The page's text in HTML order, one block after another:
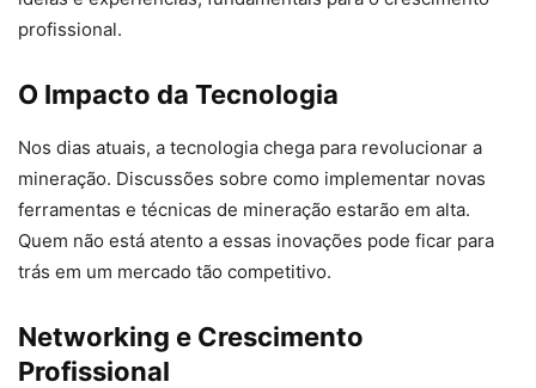
profissional.
O Impacto da Tecnologia
Nos dias atuais, a tecnologia chega para revolucionar a
mineração. Discussões sobre como implementar novas
ferramentas e técnicas de mineração estarão em alta.
Quem não está atento a essas inovações pode ficar para
trás em um mercado tão competitivo.
Networking e Crescimento
Profissional